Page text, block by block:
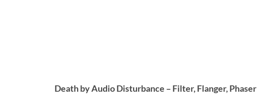
Death by Audio Disturbance – Filter, Flanger, Phaser